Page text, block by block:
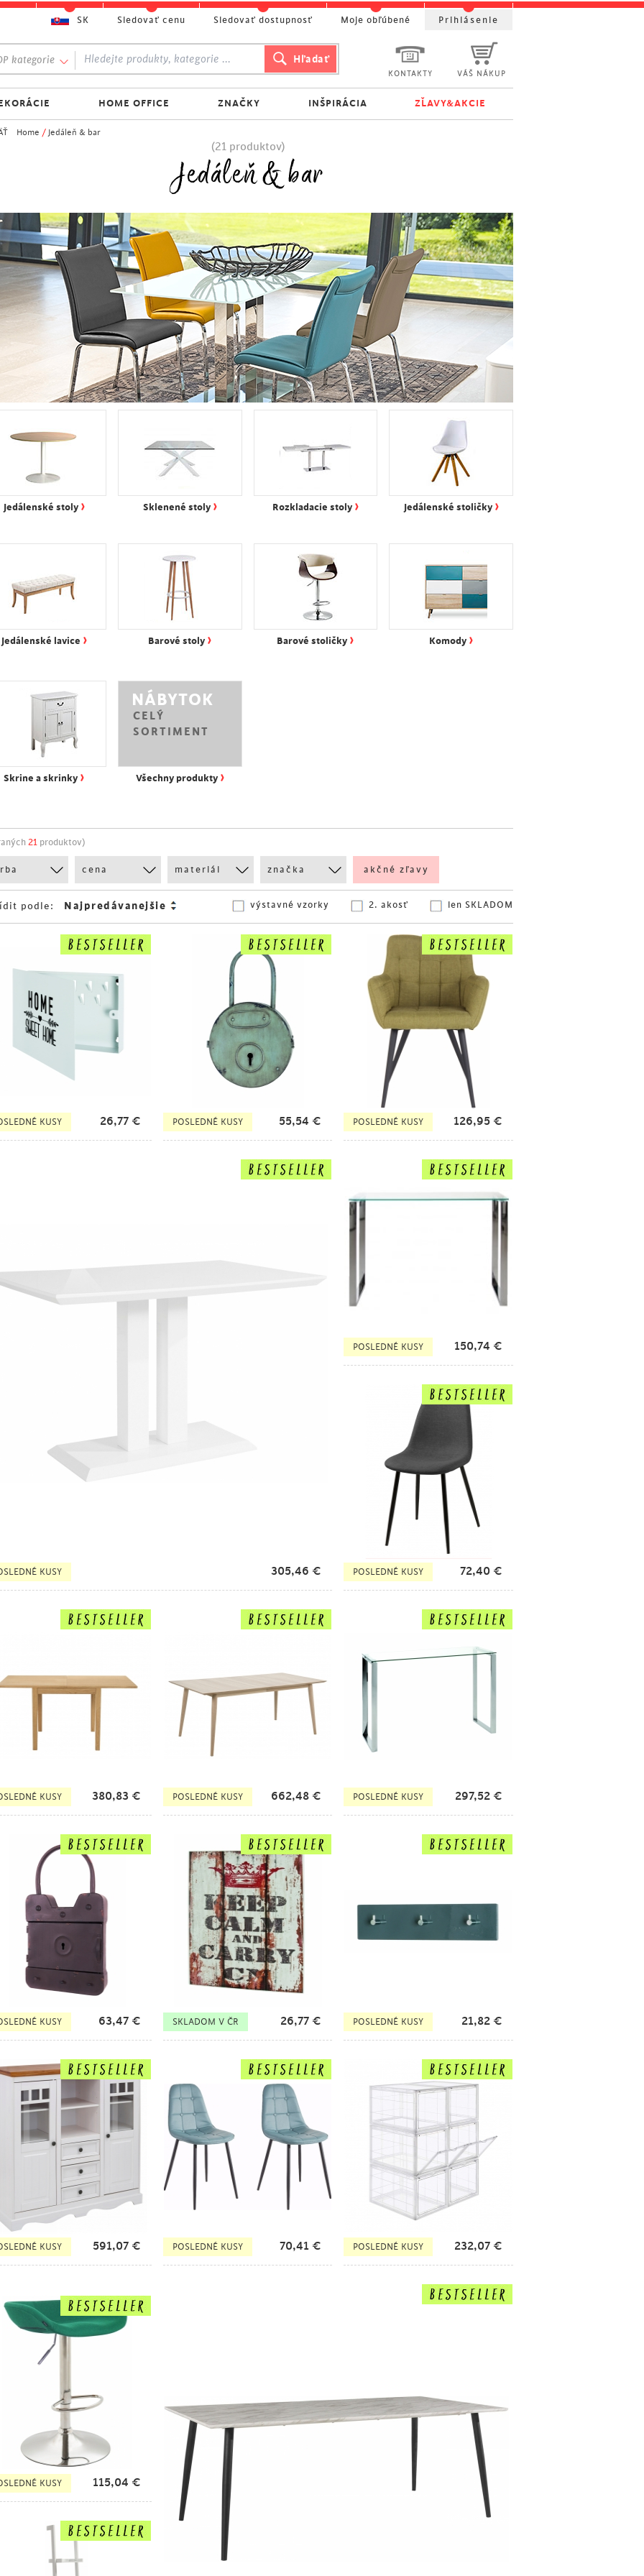
Home / Jedáleň & bar
(21 produktov)
Jedáleň & bar
Jedálenské stoly › Sklenené stoly › Rozkladacie stoly › Jedálenské stoličky ›
Jedálenské lavice › Barové stoly › Barové stoličky › Komody ›
Skrine a skrinky ›
NÁBYTOK
CELÝ
SORTIMENT
Všechny produkty ›
21 produktov)
cena materiál značka akčné zľavy
podle: len SKLADOM
2. akosť
výstavné vzorky
KUSY 26,77 € POSLEDNÉ KUSY 55,54 € POSLEDNÉ KUSY 126,95 €
KUSY 305,46 €
POSLEDNÉ KUSY 150,74 €
POSLEDNÉ KUSY 72,40 €
KUSY 380,83 € POSLEDNÉ KUSY 662,48 € POSLEDNÉ KUSY 297,52 €
KUSY 63,47 € SKLADOM V ČR 26,77 € POSLEDNÉ KUSY 21,82 €
KUSY 591,07 € POSLEDNÉ KUSY 70,41 € POSLEDNÉ KUSY 232,07 €
KUSY 115,04 €
KONTAKTY VÁŠ NÁKUP
kategorie
HOME OFFICE ZNAČKY INŠPIRÁCIA ZĽAVY&AKCIE
SK Sledovať cenu Sledovať dostupnosť Moje obľúbené Prihlásenie